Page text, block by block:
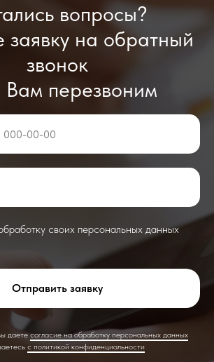
вопросы?
заявку на обратный
звонок
перезвоним
своих персональных данных
Отправить заявку
даетесогласие на обработку персональных данных
c политикой конфиденциальности